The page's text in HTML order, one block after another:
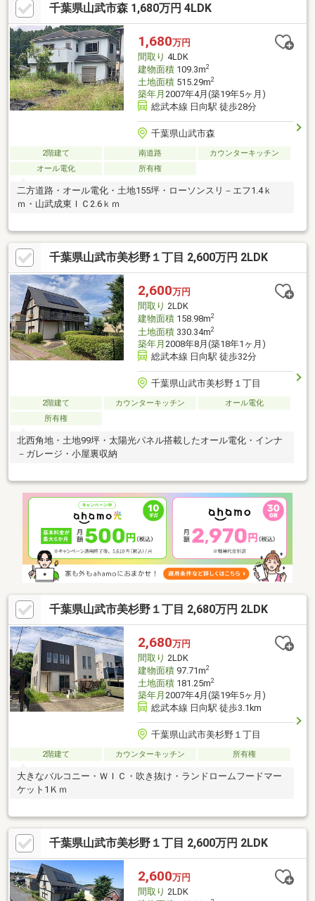
千葉県山武市森 1,680万円 4LDK
1,680万円
間取り 4LDK
建物面積109.3m2
土地面積515.29m2
築年月 2007年4月(築19年5ヶ月)
総武本線 日向駅 徒歩28分
千葉県山武市森
2階建て 南道路
カウンターキッチン
オール電化
所有権
二方道路・オール電化・土地155坪・ローソンスリ－エフ1.4ｋ
ｍ・山武成東ＩＣ2.6ｋｍ
千葉県山武市美杉野１丁目 2,600万円 2LDK
2,600万円
間取り 2LDK
建物面積158.98m2
土地面積330.34m2
築年月 2008年8月(築18年1ヶ月)
総武本線 日向駅 徒歩32分
千葉県山武市美杉野１丁目
2階建て カウンターキッチン
オール電化
所有権
北西角地・土地99坪・太陽光パネル搭載したオール電化・インナ
－ガレージ・小屋裏収納
千葉県山武市美杉野１丁目 2,680万円 2LDK
2,680万円
間取り 2LDK
建物面積97.71m2
土地面積181.25m2
築年月 2007年4月(築19年5ヶ月)
総武本線 日向駅 徒歩3.1km
千葉県山武市美杉野１丁目
2階建て カウンターキッチン 所有権
大きなバルコニー・ＷＩＣ・吹き抜け・ランドロームフードマー
ケット1Ｋｍ
千葉県山武市美杉野１丁目 2,600万円 2LDK
2,600万円
間取り 2LDK